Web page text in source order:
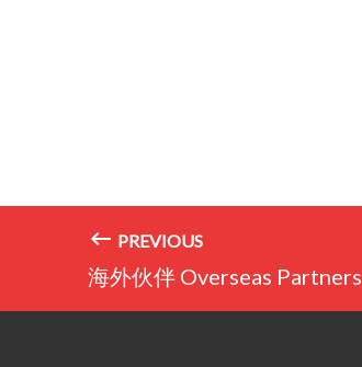
PREVIOUS
海外伙伴 Overseas Partners